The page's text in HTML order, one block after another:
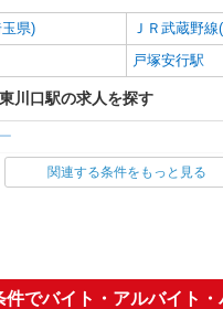
県)
ＪＲ武蔵野
戸塚安行駅
川口駅の求人を探す
から東川口駅の求人を探す
未経験歓迎
関連する条件をもっと見る
件でバイト・アルバイト